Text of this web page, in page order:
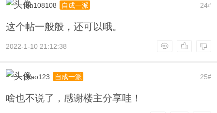
24#
run108108 自成一派
这个帖一般般，还可以哦。
2022-1-10 21:12:38
25#
zhao123 自成一派
啥也不说了，感谢楼主分享哇！